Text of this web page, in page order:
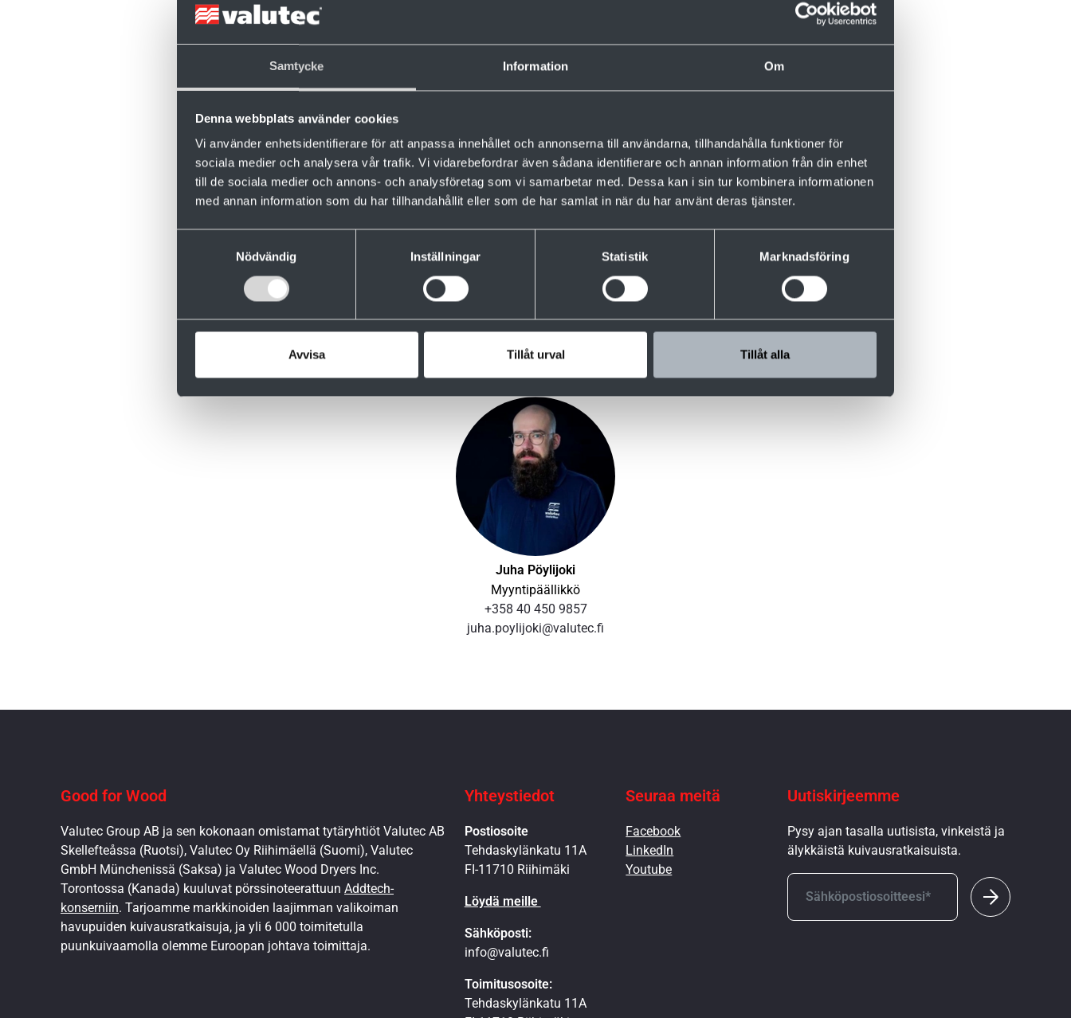
Samtycke Information Om
Denna webbplats använder cookies
Vi använder enhetsidentifierare för att anpassa innehållet och annonserna till användarna, tillhandahålla funktioner för
sociala medier och analysera vår trafik. Vi vidarebefordrar även sådana identifierare och annan information från din enhet
till de sociala medier och annons- och analysföretag som vi samarbetar med. Dessa kan i sin tur kombinera informationen
med annan information som du har tillhandahållit eller som de har samlat in när du har använt deras tjänster.
Nödvändig
Inställningar Statistik Marknadsföring
Avvisa Tillåt urval Tillåt alla
toimenpiteitä kuivaamolaitoksen optimointiin.
Tulemme mielellämme käymään ja käymme laitoksen läpi yhdessä kanssasi löytääksemme
Ensimmäinen askel on muodostaa kokonaiskuva sahatavaran kuivaamon mahdollisuuksista.
Sen jälkeen voimme löytää ratkaisuja, jotka ovat sekä turvallisia että lisäarvoa tuottavia.
tehostetaan sahatavaran kuivausta. Ota yhteyttä Juhaan saadaksesi lisätietoja ja varataksesi
käynnin.
Haluatko tietää lisää?
Juha Pöylijoki
Myyntipäällikkö
+358 40 450 9857
juha.poylijoki@valutec.fi
Good for Wood
Valutec Group AB ja sen kokonaan omistamat tytäryhtiöt Valutec AB
Skellefteåssa (Ruotsi), Valutec Oy Riihimäellä (Suomi), Valutec
GmbH Münchenissä (Saksa) ja Valutec Wood Dryers Inc.
Torontossa (Kanada) kuuluvat pörssinoteerattuun Addtech-
konserniin. Tarjoamme markkinoiden laajimman valikoiman
havupuiden kuivausratkaisuja, ja yli 6 000 toimitetulla
puunkuivaamolla olemme Euroopan johtava toimittaja.
Yhteystiedot
Postiosoite
Tehdaskylänkatu 11A
FI-11710 Riihimäki
Löydä meille
Sähköposti:
info@valutec.fi
Toimitusosoite:
Tehdaskylänkatu 11A
Seuraa meitä
Facebook
LinkedIn
Youtube
Uutiskirjeemme
Pysy ajan tasalla uutisista, vinkeistä ja
älykkäistä kuivausratkaisuista.